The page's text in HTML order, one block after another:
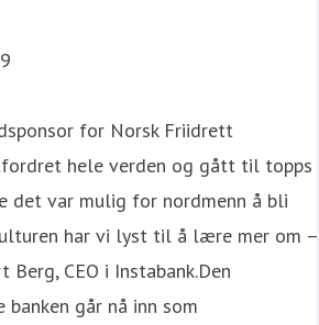
for Norsk Friidrett
hele verden og gått til topps
det var mulig for nordmenn å bli
har vi lyst til å lære mer om –
CEO i Instabank.Den
går nå inn som